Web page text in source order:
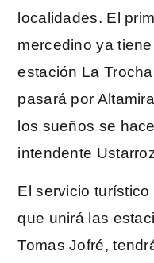
localidades. El
mercedino ya
estación La
pasará por
los sueños se
intendente
El servicio
que unirá las
Tomas Jofré,